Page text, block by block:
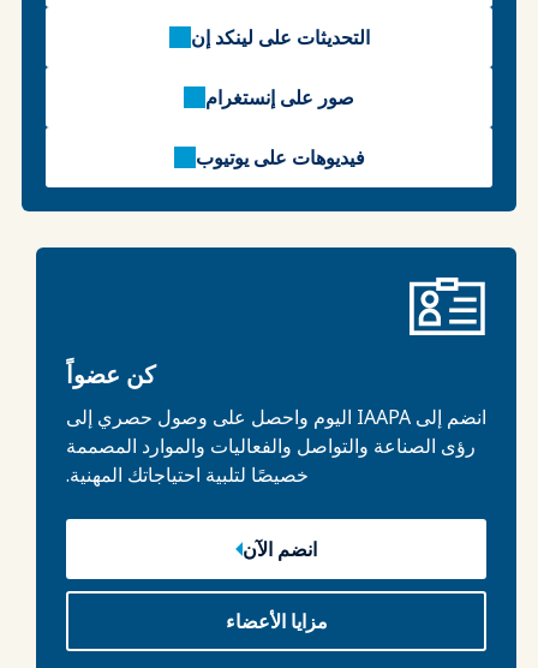
التحديثات على لينكد إن
صور على إنستغرام
فيديوهات على يوتيوب
كن عضواً
انضم إلى IAAPA اليوم واحصل على وصول حصري إلى
رؤى الصناعة والتواصل والفعاليات والموارد المصممة
خصيصًا لتلبية احتياجاتك المهنية.
انضم الآن
مزايا الأعضاء